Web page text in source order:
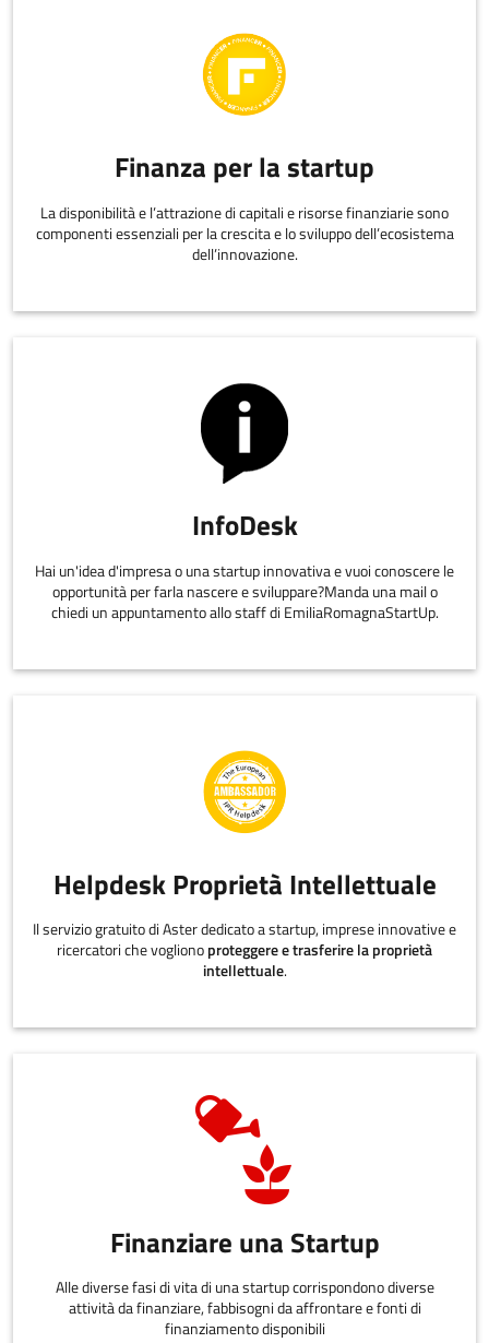
Finanza per la startup
La disponibilità e l’attrazione di capitali e risorse finanziarie sono
componenti essenziali per la crescita e lo sviluppo dell’ecosistema
dell’innovazione.
InfoDesk
Hai un'idea d'impresa o una startup innovativa e vuoi conoscere le
opportunità per farla nascere e sviluppare?Manda una mail o
chiedi un appuntamento allo staff di EmiliaRomagnaStartUp.
Helpdesk Proprietà Intellettuale
Il servizio gratuito di Aster dedicato a startup, imprese innovative e
ricercatori che voglionoproteggere e trasferire la proprietà
intellettuale.
Finanziare una Startup
Alle diverse fasi di vita di una startup corrispondono diverse
attività da finanziare, fabbisogni da affrontare e fonti di
finanziamento disponibili